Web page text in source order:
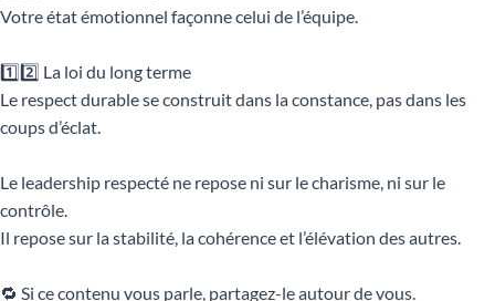
Votre état émotionnel façonne celui de l’équipe.
1️⃣2️⃣ La loi du long terme
Le respect durable se construit dans la constance, pas dans les
coups d’éclat.
Le leadership respecté ne repose ni sur le charisme, ni sur le
contrôle.
Il repose sur la stabilité, la cohérence et l’élévation des autres.
🔁 Si ce contenu vous parle, partagez-le autour de vous.